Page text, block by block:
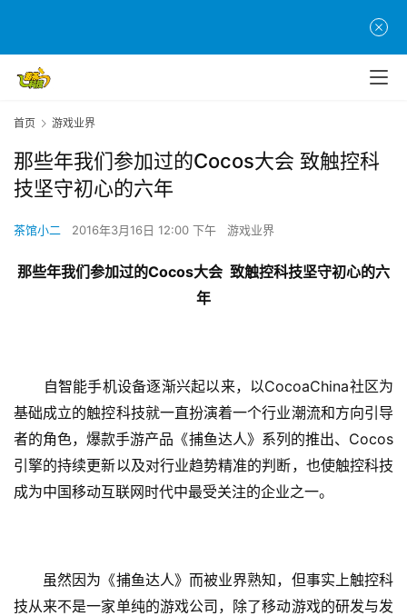
首页 游戏业界
那些年我们参加过的Cocos大会 致触控科
技坚守初心的六年
茶馆小二 2016年3月16日 12:00 下午 游戏业界
那些年我们参加过的Cocos大会 致触控科技坚守初心的六
年
自智能手机设备逐渐兴起以来，以CocoaChina社区为
基础成立的触控科技就一直扮演着一个行业潮流和方向引导
者的角色，爆款手游产品《捕鱼达人》系列的推出、 Cocos
引擎的持续更新以及对行业趋势精准的判断，也使触控科技
成为中国移动互联网时代中最受关注的企业之一。
虽然因为《捕鱼达人》而被业界熟知，但事实上触控科
技从来不是一家单纯的游戏公司，除了移动游戏的研发与发